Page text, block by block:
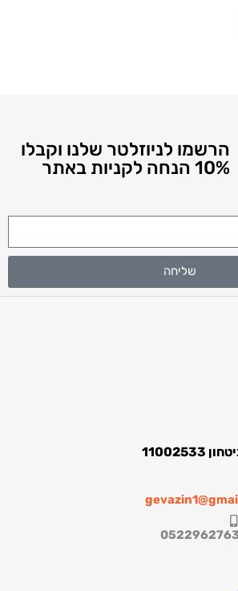
לניוזלטר שלנו וקבלו
באתר
שליחה